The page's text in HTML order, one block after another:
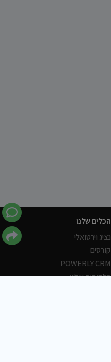
הכלים שלנו
נציג וירטואלי
קורסים
POWERLY CRM
הלקוחות שלנו